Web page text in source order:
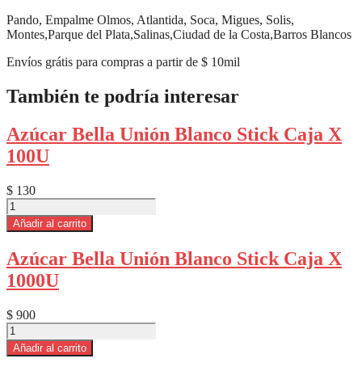
Pando, Empalme Olmos, Atlantida, Soca, Migues, Solis,
Montes,Parque del Plata,Salinas,Ciudad de la Costa,Barros Blancos
Envíos grátis para compras a partir de $ 10mil
También te podría interesar
Azúcar Bella Unión Blanco Stick Caja X
100U
$ 130
Azúcar
Bella
Unión
Stick
Caja
X
cantidad
Añadir al carrito
Azúcar Bella Unión Blanco Stick Caja X
1000U
$ 900
Azúcar
Bella
Unión
Añadir al carrito